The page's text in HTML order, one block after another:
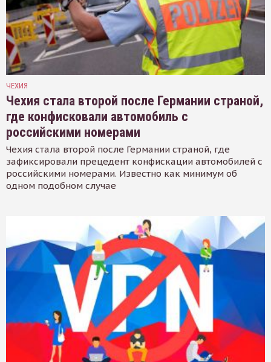
ЧЕХИЯ
Чехия стала второй после Германии страной,
где конфисковали автомобиль с
российскими номерами
Чехия стала второй после Германии страной, где
зафиксировали прецедент конфискации автомобилей с
российскими номерами. Известно как минимум об
одном подобном случае